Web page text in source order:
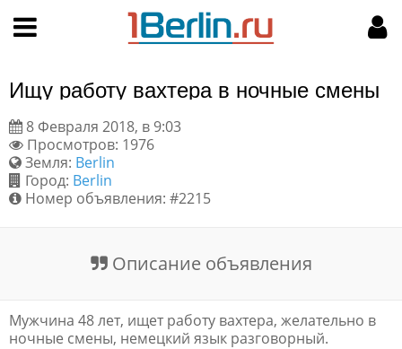
Поиск
Пользовательское соглашение
Правила доски объявлений
Цены на услуги
МОЙ АККАУНТ
Мои объявления
Ищу работу вахтера в ночные смены
8 Февраля 2018, в 9:03
Просмотров: 1976
Земля: Berlin
Город: Berlin
Номер объявления: #2215
Описание объявления
Мужчина 48 лет, ищет работу вахтера, желательно в
ночные смены, немецкий язык разговорный.